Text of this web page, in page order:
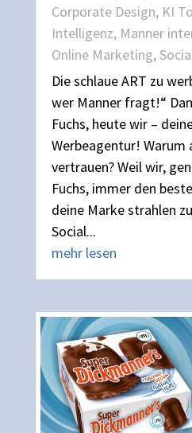
Corporate Design, KI
Intelligenz, Manner
Online Marketing,
Die schlaue ART zu
wer Manner fragt!“
Fuchs, heute wir –
Werbeagentur! Warum
vertrauen? Weil wir,
Fuchs, immer den
deine Marke strahlen
Social...
mehr lesen